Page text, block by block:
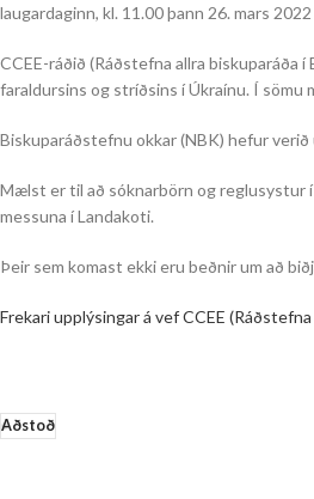
laugardaginn, kl. 11.00 þann 26. mars 2022
CCEE-ráðið (Ráðstefna allra
faraldursins og stríðsins í Úkraínu. Í sömu
Biskuparáðstefnu okkar (NBK) hefur
Mælst er til að sóknarbörn og reglusystur
messuna í Landakoti.
Þeir sem komast ekki eru beðnir um að
Frekari upplýsingar á vef CCEE
Aðstoð